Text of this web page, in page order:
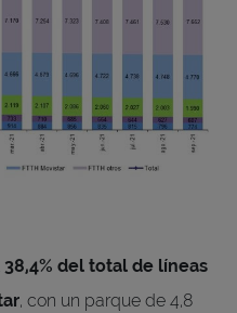
38,4% del total de líneas
, con un parque de 4,8